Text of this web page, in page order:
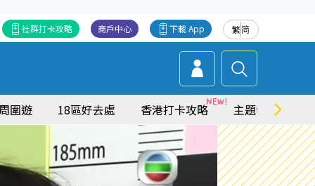
繁简
下載 App
商戶中心
社群打卡攻略
圍遊 18區好去處 香港打卡攻略 主題特集